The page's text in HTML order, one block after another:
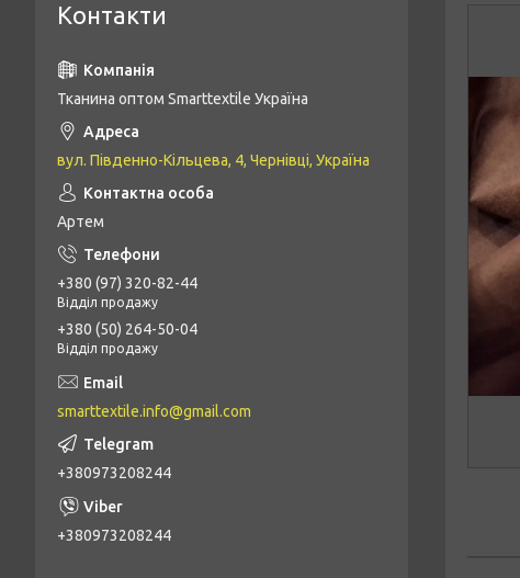
Контакти
Тканина оптом Smarttextile Україна
вул. Південно-Кільцева, 4, Чернівці, Україна
Артем
+380 (97) 320-82-44
Відділ продажу
+380 (50) 264-50-04
Відділ продажу
smarttextile.info@gmail.com
+380973208244
+380973208244